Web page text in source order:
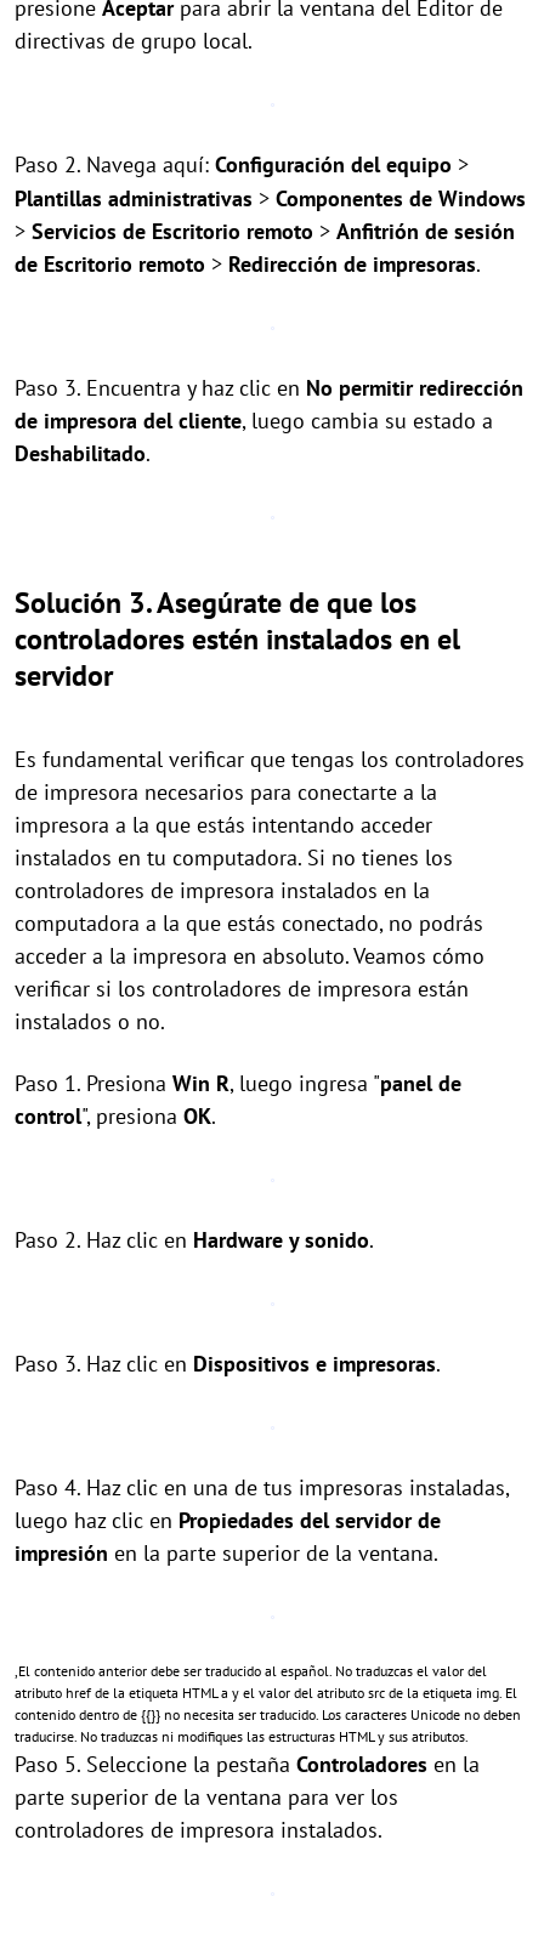
presione Aceptarpara abrir la ventana del Editor de
directivas de grupo local.
Paso 2. Navega aquí: Configuración del equipo >
Plantillas administrativas > Componentes de Windows
> Servicios de Escritorio remoto > Anfitrión de sesión
de Escritorio remoto > Redirección de impresoras.
Paso 3. Encuentra y haz clic en No permitir redirección
de impresora del cliente, luego cambia su estado a
Deshabilitado.
Solución 3. Asegúrate de que los
controladores estén instalados en el
servidor
Es fundamental verificar que tengas los controladores
de impresora necesarios para conectarte a la
impresora a la que estás intentando acceder
instalados en tu computadora. Si no tienes los
controladores de impresora instalados en la
computadora a la que estás conectado, no podrás
acceder a la impresora en absoluto. Veamos cómo
verificar si los controladores de impresora están
instalados o no.
Paso 1. Presiona Win R, luego ingresa "panel de
control", presiona OK.
Paso 2. Haz clic en Hardware y sonido.
Paso 3. Haz clic en Dispositivos e impresoras.
Paso 4. Haz clic en una de tus impresoras instaladas,
luego haz clic en Propiedades del servidor de
impresión en la parte superior de la ventana.
,El contenido anterior debe ser traducido al español. No traduzcas el valor del
atributo href de la etiqueta HTML a y el valor del atributo src de la etiqueta img. El
contenido dentro de {{}} no necesita ser traducido. Los caracteres Unicode no deben
traducirse. No traduzcas ni modifiques las estructuras HTML y sus atributos.
Paso 5. Seleccione la pestaña Controladores en la
parte superior de la ventana para ver los
controladores de impresora instalados.